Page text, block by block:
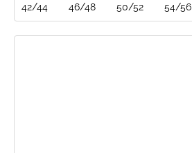
42/44 46/48 50/52 54/56